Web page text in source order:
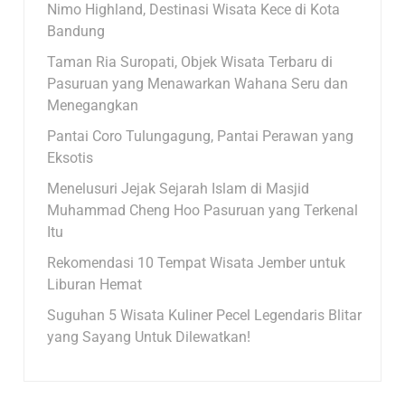
Nimo Highland, Destinasi Wisata Kece di Kota
Bandung
Taman Ria Suropati, Objek Wisata Terbaru di
Pasuruan yang Menawarkan Wahana Seru dan
Menegangkan
Pantai Coro Tulungagung, Pantai Perawan yang
Eksotis
Menelusuri Jejak Sejarah Islam di Masjid
Muhammad Cheng Hoo Pasuruan yang Terkenal
Itu
Rekomendasi 10 Tempat Wisata Jember untuk
Liburan Hemat
Suguhan 5 Wisata Kuliner Pecel Legendaris Blitar
yang Sayang Untuk Dilewatkan!